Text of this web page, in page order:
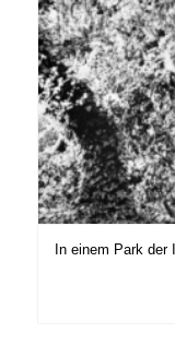
In einem Park der